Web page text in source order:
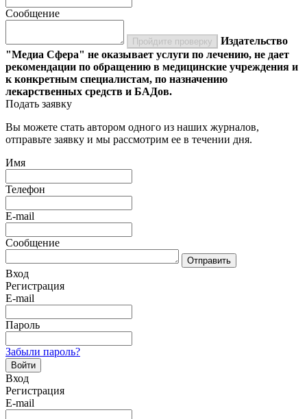
Сообщение
Пройдите проверку
Издательство
"Медиа Сфера" не оказывает услуги по лечению, не дает
рекомендации по обращению в медицинские учреждения и
к конкретным специалистам, по назначению
лекарственных средств и БАДов.
Подать заявку
Вы можете стать автором одного из наших журналов,
отправьте заявку и мы рассмотрим ее в течении дня.
Имя
Телефон
E-mail
Сообщение
Отправить
Вход
Регистрация
E-mail
Пароль
Забыли пароль?
Войти
Вход
Регистрация
E-mail